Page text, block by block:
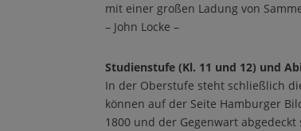
mit einer großen Ladung von
– John Locke –
Studienstufe (Kl. 11 und 12) und
In der Oberstufe steht schließlich
können auf der Seite Hamburger
1800 und der Gegenwart abgedeckt